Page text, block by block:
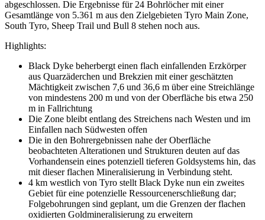
abgeschlossen. Die Ergebnisse für 24 Bohrlöcher mit einer
Gesamtlänge von 5.361 m aus den Zielgebieten Tyro Main Zone,
South Tyro, Sheep Trail und Bull 8 stehen noch aus.
Highlights:
Black Dyke beherbergt einen flach einfallenden Erzkörper
aus Quarzäderchen und Brekzien mit einer geschätzten
Mächtigkeit zwischen 7,6 und 36,6 m über eine Streichlänge
von mindestens 200 m und von der Oberfläche bis etwa 250
m in Fallrichtung
Die Zone bleibt entlang des Streichens nach Westen und im
Einfallen nach Südwesten offen
Die in den Bohrergebnissen nahe der Oberfläche
beobachteten Alterationen und Strukturen deuten auf das
Vorhandensein eines potenziell tieferen Goldsystems hin, das
mit dieser flachen Mineralisierung in Verbindung steht.
4 km westlich von Tyro stellt Black Dyke nun ein zweites
Gebiet für eine potenzielle Ressourcenerschließung dar;
Folgebohrungen sind geplant, um die Grenzen der flachen
oxidierten Goldmineralisierung zu erweitern